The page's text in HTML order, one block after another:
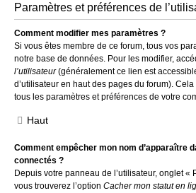
Paramètres et préférences de
Comment modifier mes paramètres ?
Si vous êtes membre de ce forum, tous vos
notre base de données. Pour les modifier,
l’utilisateur(généralement ce lien est
d’utilisateur en haut des pages du forum).
tous les paramètres et préférences de votre
Haut
Comment empêcher mon nom d’apparaître
connectés ?
Depuis votre panneau de l’utilisateur, onglet «
vous trouverez l’option Cacher mon statut en